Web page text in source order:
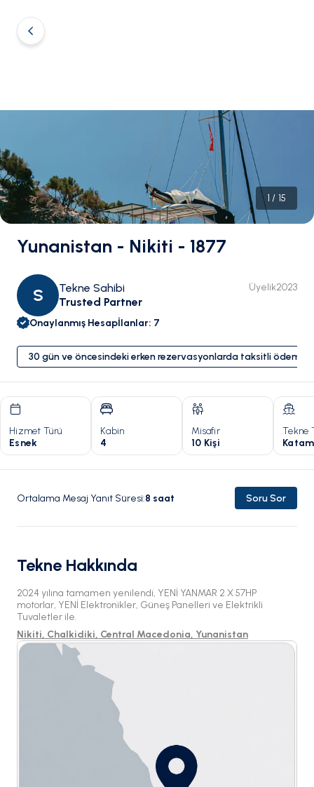
1 / 15
Yunanistan - Nikiti - 1877
S
Tekne Sahibi
Trusted Partner
Üyelik2023
Onaylanmış Hesapİlanlar: 7
30 gün ve öncesindeki erken rezervasyonlarda taksitli ödeme
Hizmet Türü
Esnek
Kabin
4
Misafir
10 Kişi
Tekne
Ortalama Mesaj Yanıt Süresi:8 saat Soru Sor
Tekne Hakkında
2024 yılına tamamen yenilendi, YENİ YANMAR 2 X 57HP
motorlar, YENİ Elektronikler, Güneş Panelleri ve Elektrikli
Tuvaletler ile.
Nikiti, Chalkidiki, Central Macedonia, Yunanistan